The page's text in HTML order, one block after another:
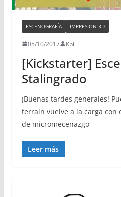
ESCENOGRAFÍA IMPRESION 3D
05/10/2017 Kpi.
[Kickstarter]
Stalingrado
¡Buenas tardes generales!
terrain vuelve a la carga con
de micromecenazgo
Leer más